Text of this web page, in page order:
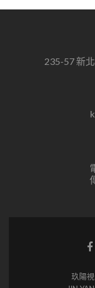
235-57 新
玖陽